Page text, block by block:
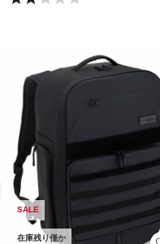
SALE
在庫残り僅か